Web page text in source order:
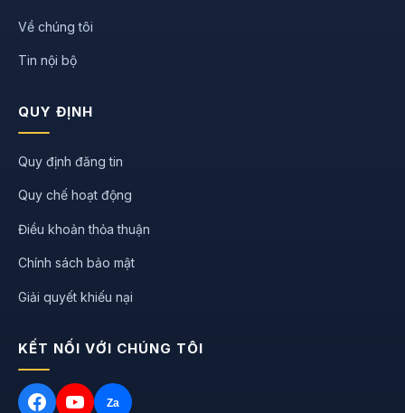
Về chúng tôi
Tin nội bộ
QUY ĐỊNH
Quy định đăng tin
Quy chế hoạt động
Điều khoản thỏa thuận
Chính sách bảo mật
Giải quyết khiếu nại
KẾT NỐI VỚI CHÚNG TÔI
Za